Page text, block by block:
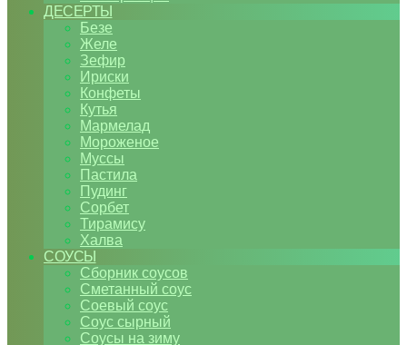
ДЕСЕРТЫ
Безе
Желе
Зефир
Ириски
Конфеты
Кутья
Мармелад
Мороженое
Муссы
Пастила
Пудинг
Сорбет
Тирамису
Халва
СОУСЫ
Сборник соусов
Сметанный соус
Соевый соус
Соус сырный
Соусы на зиму